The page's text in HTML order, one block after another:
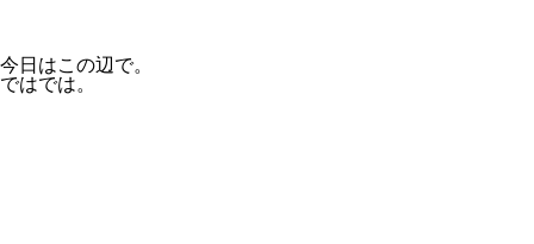
今日はこの辺で。
ではでは。